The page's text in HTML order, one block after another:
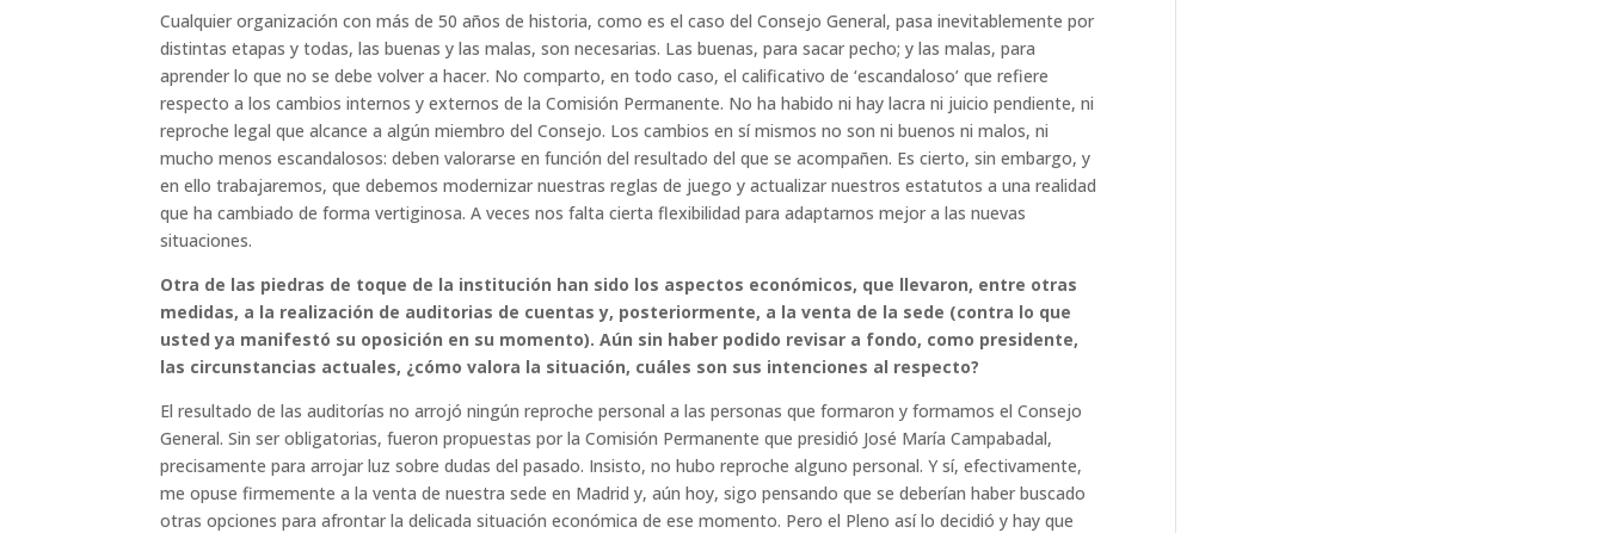
Cualquier organización con más de 50 años de historia, como es el caso del Consejo General, pasa inevitablemente por
distintas etapas y todas, las buenas y las malas, son necesarias. Las buenas, para sacar pecho; y las malas, para
aprender lo que no se debe volver a hacer. No comparto, en todo caso, el calificativo de ‘escandaloso’ que refiere
respecto a los cambios internos y externos de la Comisión Permanente. No ha habido ni hay lacra ni juicio pendiente, ni
reproche legal que alcance a algún miembro del Consejo. Los cambios en sí mismos no son ni buenos ni malos, ni
mucho menos escandalosos: deben valorarse en función del resultado del que se acompañen. Es cierto, sin embargo, y
en ello trabajaremos, que debemos modernizar nuestras reglas de juego y actualizar nuestros estatutos a una realidad
que ha cambiado de forma vertiginosa. A veces nos falta cierta flexibilidad para adaptarnos mejor a las nuevas
situaciones.
Otra de las piedras de toque de la institución han sido los aspectos económicos, que llevaron, entre otras
medidas, a la realización de auditorias de cuentas y, posteriormente, a la venta de la sede (contra lo que
usted ya manifestó su oposición en su momento). Aún sin haber podido revisar a fondo, como presidente,
las circunstancias actuales, ¿cómo valora la situación, cuáles son sus intenciones al respecto?
El resultado de las auditorías no arrojó ningún reproche personal a las personas que formaron y formamos el Consejo
General. Sin ser obligatorias, fueron propuestas por la Comisión Permanente que presidió José María Campabadal,
precisamente para arrojar luz sobre dudas del pasado. Insisto, no hubo reproche alguno personal. Y sí, efectivamente,
me opuse firmemente a la venta de nuestra sede en Madrid y, aún hoy, sigo pensando que se deberían haber buscado
otras opciones para afrontar la delicada situación económica de ese momento. Pero el Pleno así lo decidió y hay que